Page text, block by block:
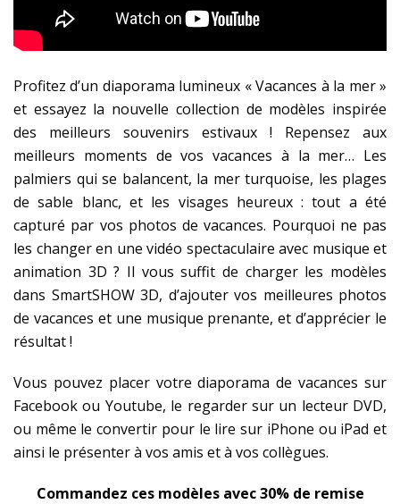
Profitez d’un diaporama lumineux « Vacances à la mer »
et essayez la nouvelle collection de modèles inspirée
des meilleurs souvenirs estivaux ! Repensez aux
meilleurs moments de vos vacances à la mer… Les
palmiers qui se balancent, la mer turquoise, les plages
de sable blanc, et les visages heureux : tout a été
capturé par vos photos de vacances. Pourquoi ne pas
les changer en une vidéo spectaculaire avec musique et
animation 3D ? Il vous suffit de charger les modèles
dans SmartSHOW 3D, d’ajouter vos meilleures photos
de vacances et une musique prenante, et d’apprécier le
résultat !
Vous pouvez placer votre diaporama de vacances sur
Facebook ou Youtube, le regarder sur un lecteur DVD,
ou même le convertir pour le lire sur iPhone ou iPad et
ainsi le présenter à vos amis et à vos collègues.
Commandez ces modèles avec 30% de remise